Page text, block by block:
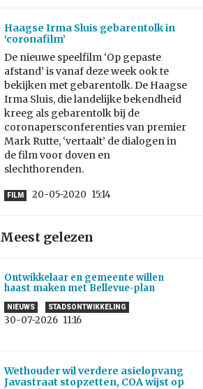
Haagse Irma Sluis gebarentolk in
‘coronafilm’
De nieuwe speelfilm ‘Op gepaste
afstand’ is vanaf deze week ook te
bekijken met gebarentolk. De Haagse
Irma Sluis, die landelijke bekendheid
kreeg als gebarentolk bij de
coronapersconferenties van premier
Mark Rutte, ‘vertaalt’ de dialogen in
de film voor doven en
slechthorenden.
FILM 20-05-2020 15:14
Meest gelezen
Ontwikkelaar en gemeente willen
haast maken met Bellevue-plan
NIEUWS STADSONTWIKKELING
30-07-2026 11:16
Wethouder wil verdere asielopvang
Javastraat stopzetten, COA wijst op